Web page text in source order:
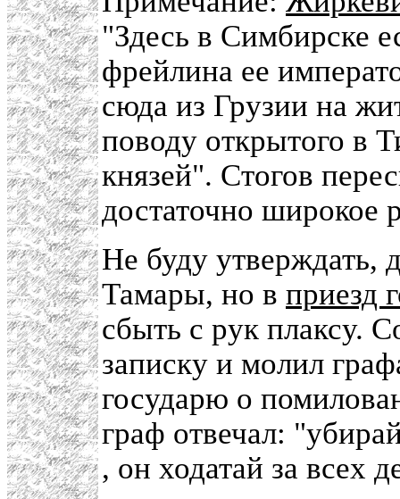
"Здесь в Симбирске
фрейлина ее
сюда из Грузии на
поводу открытого в
князей". Стогов
достаточно широкое
Не буду утверждать,
Тамары, но в приезд
сбыть с рук плаксу.
записку и молил
государю о
граф отвечал:
, он ходатай за всех